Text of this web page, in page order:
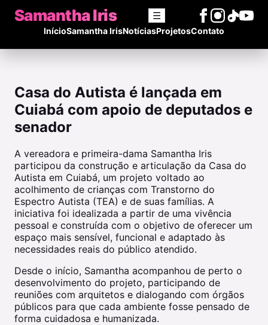
Samantha Iris ☰
InícioSamantha IrisNotíciasProjetosContato
Casa do Autista é lançada em
Cuiabá com apoio de deputados e
senador
A vereadora e primeira-dama Samantha Iris
participou da construção e articulação da Casa do
Autista em Cuiabá, um projeto voltado ao
acolhimento de crianças com Transtorno do
Espectro Autista (TEA) e de suas famílias. A
iniciativa foi idealizada a partir de uma vivência
pessoal e construída com o objetivo de oferecer um
espaço mais sensível, funcional e adaptado às
necessidades reais do público atendido.
Desde o início, Samantha acompanhou de perto o
desenvolvimento do projeto, participando de
reuniões com arquitetos e dialogando com órgãos
públicos para que cada ambiente fosse pensado de
forma cuidadosa e humanizada.